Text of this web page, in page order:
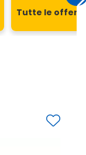
Tutte le